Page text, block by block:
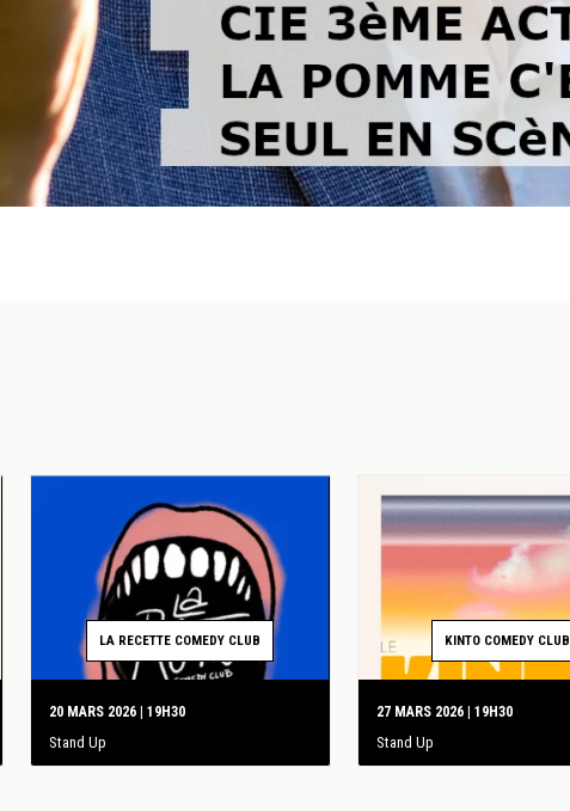
LA RECETTE COMEDY CLUB
20 MARS 2026 | 19H30
Stand Up
KINTO COMEDY CLUB
27 MARS 2026 | 19H30
Stand Up